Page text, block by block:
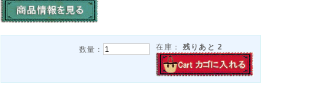
数量： 在庫：残りあと 2